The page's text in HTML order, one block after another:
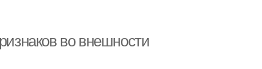
во внешности